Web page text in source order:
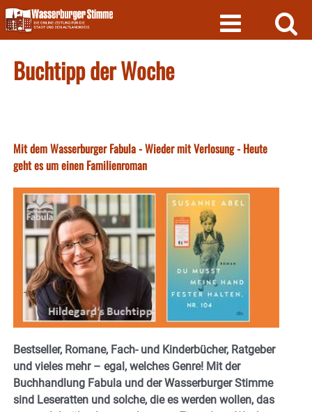
Skip
to
content
Buchtipp der Woche
Mit dem Wasserburger Fabula - Wieder mit Verlosung - Heute
geht es um einen Familienroman
Bestseller, Romane, Fach- und Kinderbücher, Ratgeber
und vieles mehr – egal, welches Genre! Mit der
Buchhandlung Fabula und der Wasserburger Stimme
sind Leseratten und solche, die es werden wollen, das